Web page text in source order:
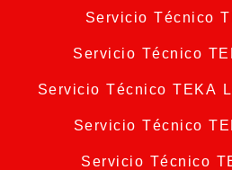
Servicio Técnico
Servicio Técnico
Servicio Técnico TEKA
Servicio Técnico
Servicio Técnico